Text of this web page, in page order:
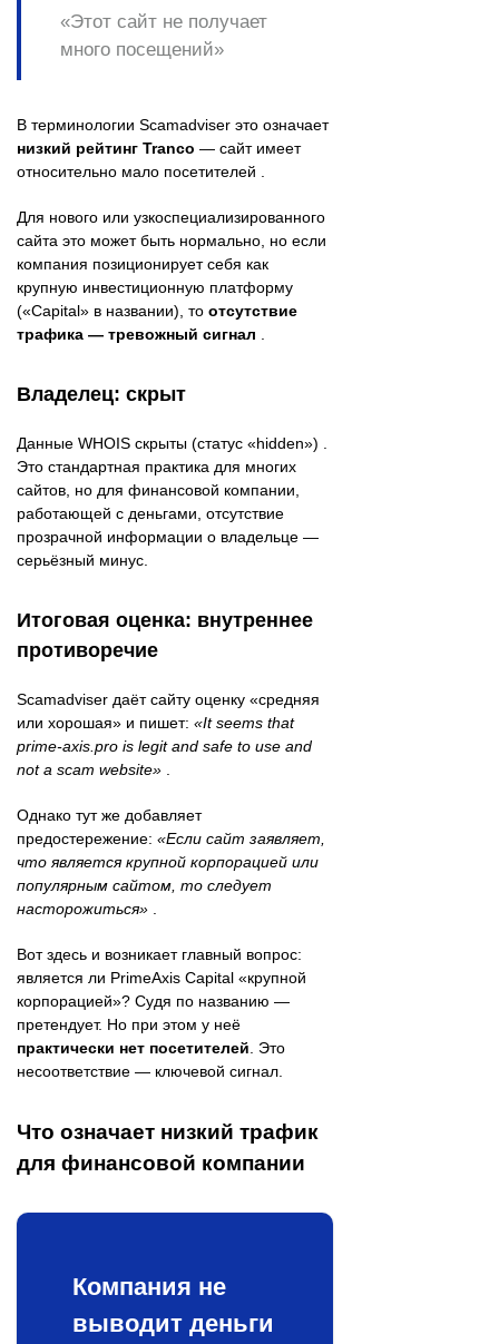
«Этот сайт не получает
много посещений»
В терминологии Scamadviser это означает
низкий рейтинг Tranco — сайт имеет
относительно мало посетителей .
Для нового или узкоспециализированного
сайта это может быть нормально, но если
компания позиционирует себя как
крупную инвестиционную платформу
(«Capital» в названии), то отсутствие
трафика — тревожный сигнал
Владелец: скрыт
Данные WHOIS скрыты (статус «hidden») .
Это стандартная практика для многих
сайтов, но для финансовой компании,
работающей с деньгами, отсутствие
прозрачной информации о владельце —
серьёзный минус.
Итоговая оценка: внутреннее
противоречие
Scamadviser даёт сайту оценку «средняя
или хорошая» и пишет: «It seems that
prime-axis.pro is legit and safe to use and
not a scam website»
Однако тут же добавляет
предостережение: «Если сайт заявляет,
что является крупной корпорацией или
популярным сайтом, то следует
насторожиться»
Вот здесь и возникает главный вопрос:
является ли PrimeAxis Capital «крупной
корпорацией»? Судя по названию —
претендует. Но при этом у неё
практически нет посетителей . Это
несоответствие — ключевой сигнал.
Что означает низкий трафик
для финансовой компании
Компания не
выводит деньги